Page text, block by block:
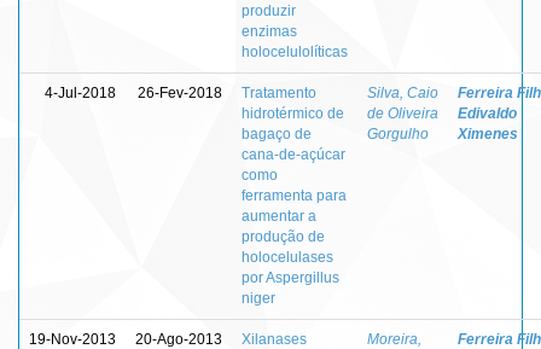
produzir
enzimas
holocelulolíticas
4-Jul-2018 26-Fev-2018
Tratamento
hidrotérmico de
bagaço de
cana-de-açúcar
como
ferramenta para
aumentar a
produção de
holocelulases
por Aspergillus
niger
Silva, Caio
de Oliveira
Gorgulho
Ferreira
Edivaldo
Ximenes
19-Nov-2013 20-Ago-2013
Xilanases
Moreira,
Ferreira